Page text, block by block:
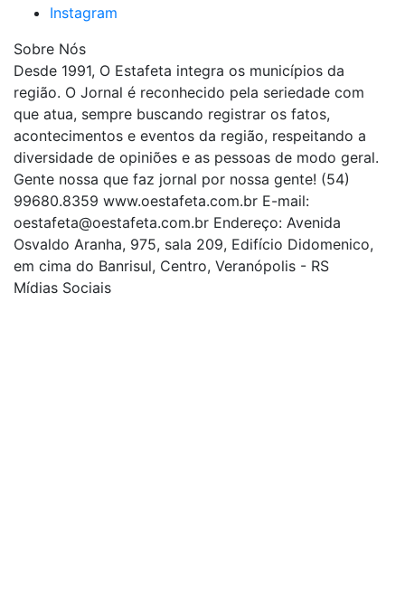
Instagram
Sobre Nós
Desde 1991, O Estafeta integra os municípios da
região. O Jornal é reconhecido pela seriedade com
que atua, sempre buscando registrar os fatos,
acontecimentos e eventos da região, respeitando a
diversidade de opiniões e as pessoas de modo geral.
Gente nossa que faz jornal por nossa gente! (54)
99680.8359 www.oestafeta.com.br E-mail:
oestafeta@oestafeta.com.br Endereço: Avenida
Osvaldo Aranha, 975, sala 209, Edifício Didomenico,
em cima do Banrisul, Centro, Veranópolis - RS
Mídias Sociais